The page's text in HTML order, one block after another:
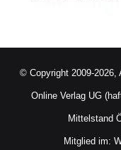
© Copyright 2009-
Online Verlag UG
Mittelstand
Mitglied im: